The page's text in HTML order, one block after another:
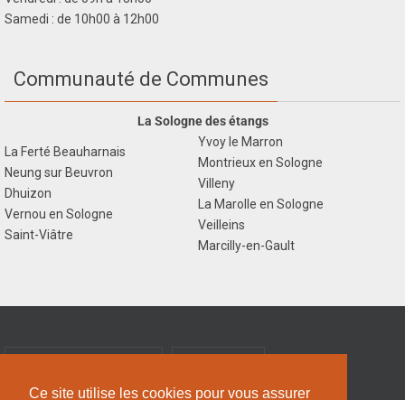
Samedi : de 10h00 à 12h00
Communauté de Communes
La Sologne des étangs
La Ferté Beauharnais
Neung sur Beuvron
Dhuizon
Vernou en Sologne
Saint-Viâtre
Yvoy le Marron
Montrieux en Sologne
Villeny
La Marolle en Sologne
Veilleins
Marcilly-en-Gault
Ce site utilise les cookies pour vous assurer